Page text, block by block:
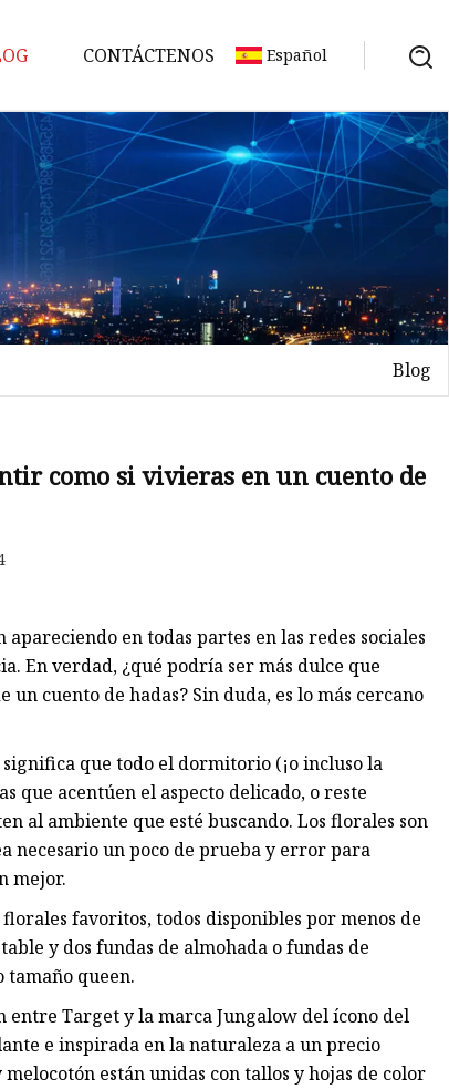
CONTÁCTENOS Español
Blog
como si vivieras en un cuento de
en todas partes en las redes sociales
En verdad, ¿qué podría ser más dulce que
cuento de hadas? Sin duda, es lo más cercano
que todo el dormitorio (¡o incluso la
que acentúen el aspecto delicado, o reste
al ambiente que esté buscando. Los florales son
necesario un poco de prueba y error para
mejor.
favoritos, todos disponibles por menos de
y dos fundas de almohada o fundas de
tamaño queen.
entre Target y la marca Jungalow del ícono del
e inspirada en la naturaleza a un precio
están unidas con tallos y hojas de color